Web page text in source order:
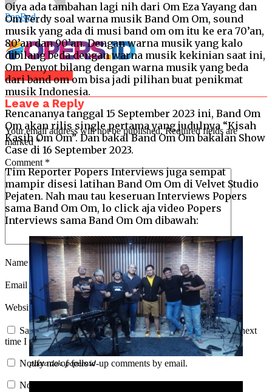
Oiya ada tambahan lagi nih dari Om Eza Yayang dan
Om Ferdy soal warna musik Band Om Om, sound
musik yang ada di musi band om om itu ke era 70’an,
80’an dan 90’an. Dengan warna musik yang kalo
dibilang beda dengan warna musik kekinian saat ini,
Om Penyot bilang dengan warna musik yang beda
dari band om om bisa jadi pilihan buat penikmat
musik Indonesia.
Rencananya tanggal 15 September 2023 ini, Band Om
Om akan rilis single pertama yang judulnya “Kisah
Kasih Om Om”. Dan bakal Band Om Om bakalan Show
Case di 16 September 2023.
Tim Reporter Popers Interviews juga sempat
mampir disesi latihan Band Om Om di Velvet Studio
Pejaten. Nah mau tau keseruan Interviews Popers
sama Band Om Om, lo click aja video Popers
Interviews sama Band Om Om dibawah:
photo dok. popers.id
PopRed
Click to comment
Leave a Reply
Your email address will not be published. Required fields are
marked *
Comment *
Name
Email *
Website
Save my name, email, and website in this browser for the next
time I comment.
Notify me of follow-up comments by email.
Notify me of new posts by email.